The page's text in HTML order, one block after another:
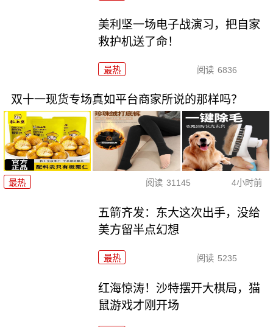
美利坚一场电子战演习，把自家
救护机送了命！
最热 阅读 6836
双十一现货专场真如平台商家所说的那样吗？
最热 阅读 31145 4小时前
五箭齐发：东大这次出手，没给
美方留半点幻想
最热 阅读 5235
红海惊涛！沙特摆开大棋局，猫
鼠游戏才刚开场